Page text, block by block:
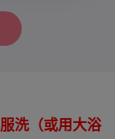
洗（或用大浴